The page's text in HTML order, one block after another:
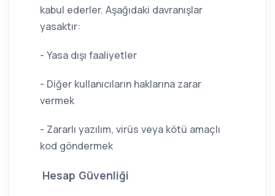
kabul ederler. Aşağıdaki davranışlar
yasaktır:
- Yasa dışı faaliyetler
- Diğer kullanıcıların haklarına zarar
vermek
- Zararlı yazılım, virüs veya kötü amaçlı
kod göndermek
Hesap Güvenliği